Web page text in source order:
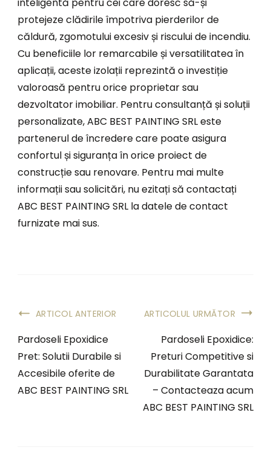
protejeze clădirile împotriva pierderilor de
căldură, zgomotului excesiv și riscului de incendiu.
Cu beneficiile lor remarcabile și versatilitatea în
aplicații, aceste izolații reprezintă o investiție
valoroasă pentru orice proprietar sau
dezvoltator imobiliar. Pentru consultanță și soluții
personalizate, ABC BEST PAINTING SRL este
partenerul de încredere care poate asigura
confortul și siguranța în orice proiect de
construcție sau renovare. Pentru mai multe
informații sau solicitări, nu ezitați să contactați
ABC BEST PAINTING SRL la datele de contact
furnizate mai sus.
ARTICOL ANTERIOR
Pardoseli Epoxidice
Pret: Solutii Durabile si
Accesibile oferite de
ABC BEST PAINTING SRL
ARTICOLUL URMĂTOR
Pardoseli Epoxidice:
Preturi Competitive si
Durabilitate Garantata
– Contacteaza acum
ABC BEST PAINTING SRL